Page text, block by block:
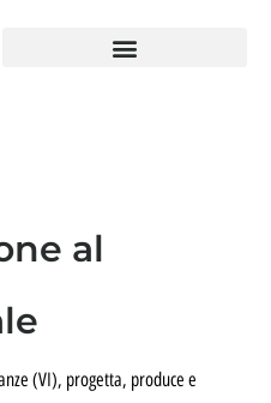
al
(VI), progetta, produce e